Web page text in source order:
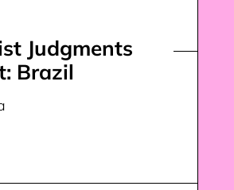
Judgments
Brazil